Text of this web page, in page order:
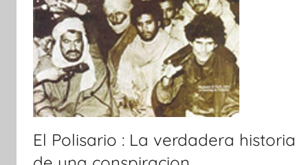
El Polisario : La verdadera historia